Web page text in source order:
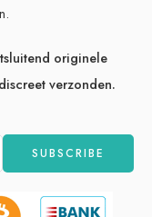
originele
verzonden.